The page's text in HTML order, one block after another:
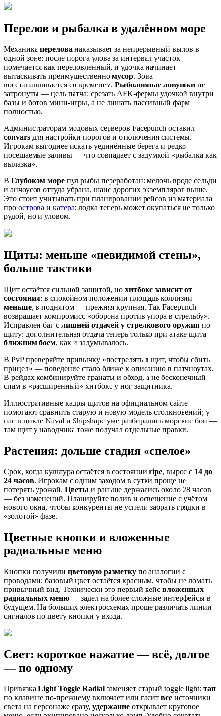
Перелов и рыбалка в удалённом море
Механика перелова наказывает за непрерывный вылов в
одной зоне: после порога улова за интервал участок
помечается как переловленный, и удочка начинает
вытаскивать преимущественно мусор. Зона
восстанавливается со временем. Рыболовные ловушки не
затронуты — цель патча: срезать AFK-фермы удочкой внутри
базы и ботов мини-игры, а не лишать пассивный фарм
полностью.
Администраторам модовых серверов Facepunch оставил
convars для настройки порогов и отключения системы.
Игрокам выгоднее искать уединённые берега и редко
посещаемые заливы — что совпадает с задумкой «рыбалка как
вылазка».
В Глубоком море пул рыбы переработан: мелочь вроде сельди
и анчоусов оттуда убрана, шанс дорогих экземпляров выше.
Это стоит учитывать при планировании рейсов из материала
про острова и катера: лодка теперь может окупаться не только
рудой, но и уловом.
Щиты: меньше «невидимой стены»,
больше тактики
Щит остаётся сильной защитой, но хитбокс зависит от
состояния: в спокойном положении площадь коллизии
меньше, в поднятом — прежняя крупная. Так Facepunch
возвращает компромисс «оборона против упора в стрельбу».
Исправлен баг с лишней отдачей у стрелкового оружия по
щиту: дополнительная отдача теперь только при атаке щита
ближним боем, как и задумывалось.
В PvP проверяйте привычку «пострелять в щит, чтобы сбить
прицел» — поведение стало ближе к описанию в патчноутах.
В рейдах комбинируйте гранаты и обход, а не бесконечный
спам в «расширенный» хитбокс у ног защитника.
Иллюстративные кадры щитов на официальном сайте
помогают сравнить старую и новую модель столкновений; у
нас в цикле Naval и Shipshape уже разбирались морские бои —
там щит у наводчика тоже получал отдельные правки.
Растения: дольше стадия «спелое»
Срок, когда культура остаётся в состоянии ripe, вырос с 14 до
24 часов. Игрокам с одним заходом в сутки проще не
потерять урожай. Цветы и раньше держались около 28 часов
— без изменений. Планируйте полив и освещение с учётом
нового окна, чтобы конкуренты не успели забрать грядки в
«золотой» фазе.
Цветные кнопки и вложенные
радиальные меню
Кнопки получили цветовую разметку по аналогии с
проводами; базовый цвет остаётся красным, чтобы не ломать
привычный вид. Технически это первый кейс вложенных
радиальных меню — задел на более сложные интерфейсы в
будущем. На больших электросхемах проще различать линии
сигналов по цвету кнопки у входа.
Свет: короткое нажатие — всё, долгое
— по одному
Привязка Light Toggle Radial заменяет старый toggle light: тап
по клавише по-прежнему включает или гасит все источники
света на персонаже сразу, удержание открывает круговое